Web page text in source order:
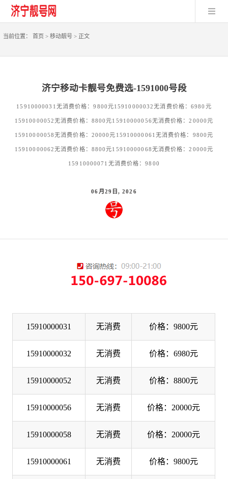
当前位置： 首页> 移动靓号 >正文
济宁移动卡靓号免费选-1591000号段
15910000031无消费价格：9800元15910000032无消费价格：6980元
15910000052无消费价格：8800元15910000056无消费价格：20000元
15910000058无消费价格：20000元15910000061无消费价格：9800元
15910000062无消费价格：8800元15910000068无消费价格：20000元
15910000071无消费价格：9800
06月29日, 2026
15910000031 无消费 价格：9800元
15910000032 无消费 价格：6980元
15910000052 无消费 价格：8800元
15910000056 无消费 价格：20000元
15910000058 无消费 价格：20000元
15910000061 无消费 价格：9800元